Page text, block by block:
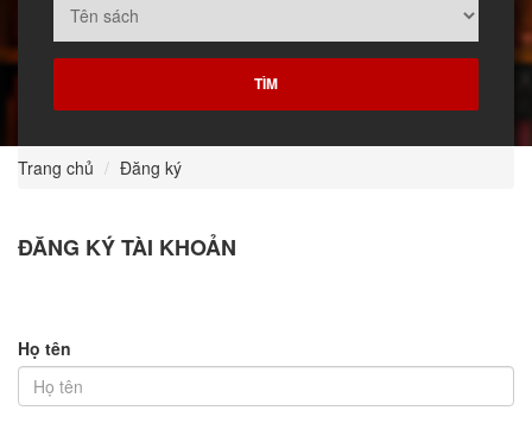
Trang chủ Đăng ký
ĐĂNG KÝ TÀI KHOẢN
Họ tên